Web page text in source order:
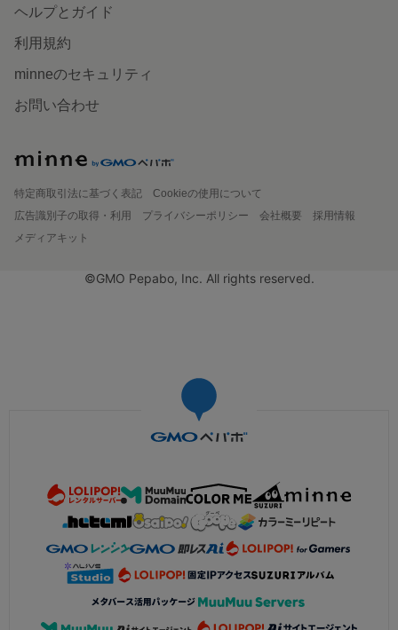
ヘルプとガイド
利用規約
minneのセキュリティ
お問い合わせ
特定商取引法に基づく表記
Cookieの使用について
広告識別子の取得・利用
プライバシーポリシー 会社概要
採用情報
メディアキット
©GMO Pepabo, Inc. All rights reserved.